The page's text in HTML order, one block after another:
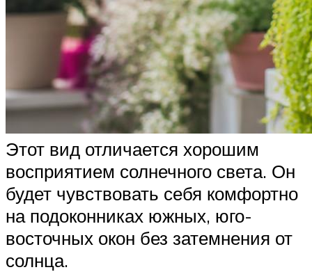
Этот вид отличается хорошим
восприятием солнечного света. Он
будет чувствовать себя комфортно
на подоконниках южных, юго-
восточных окон без затемнения от
солнца.